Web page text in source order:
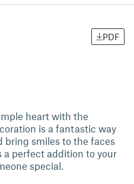
PDF
heart with the
is a fantastic way
bring smiles to the faces
a perfect addition to your
special.